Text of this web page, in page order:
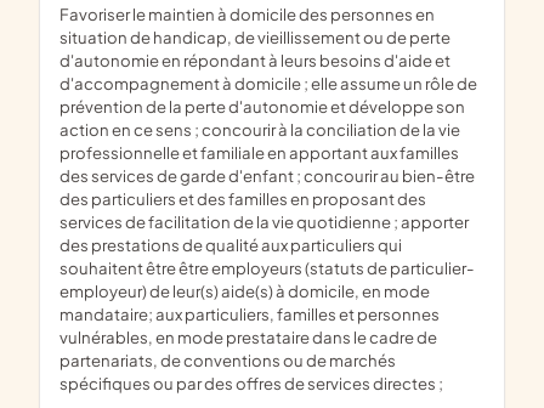
favoriser le maintien à domicile des personnes en
situation de handicap, de vieillissement ou de perte
d'autonomie en répondant à leurs besoins d'aide et
d'accompagnement à domicile ; elle assume un rôle de
prévention de la perte d'autonomie et développe son
action en ce sens ; concourir à la conciliation de la vie
professionnelle et familiale en apportant aux familles
des services de garde d'enfant ; concourir au bien-être
des particuliers et des familles en proposant des
services de facilitation de la vie quotidienne ; apporter
des prestations de qualité aux particuliers qui
souhaitent être être employeurs (statuts de particulier-
employeur) de leur(s) aide(s) à domicile, en mode
mandataire; aux particuliers, familles et personnes
vulnérables, en mode prestataire dans le cadre de
partenariats, de conventions ou de marchés
spécifiques ou par des offres de services directes ;